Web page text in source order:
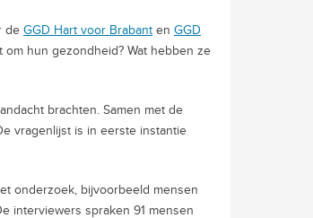
de GGD Hart voor Brabant en GGD
om hun gezondheid? Wat hebben ze
brachten. Samen met de
vragenlijst is in eerste instantie
onderzoek, bijvoorbeeld mensen
interviewers spraken 91 mensen